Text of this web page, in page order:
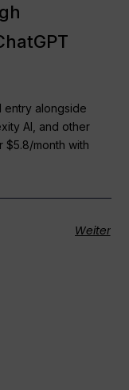
entry alongside
AI, and other
$5.8/month with
Weiter